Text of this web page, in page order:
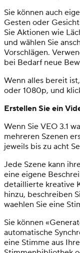
Sie können auch
Gesten oder
Sie Aktionen wie
und wählen Sie
Vorschlägen.
bei Bedarf neue
Wenn alles bereit
oder 1080p, und
Erstellen Sie ein
Wenn Sie VEO 3.1
mehreren Szenen
jeweils bis zu acht
Jede Szene kann
eine eigene
detaillierte kreative
hinzu, beschreiben
waehlen Sie eine
Sie können
automatische
eine Stimme aus